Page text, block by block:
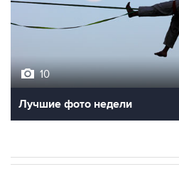
Лучшие фото недели